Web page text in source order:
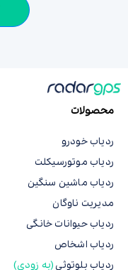
محصولات
ردیاب خودرو
ردیاب موتورسیکلت
ردیاب ماشین سنگین
مدیریت ناوگان
ردیاب حیوانات خانگی
ردیاب اشخاص
ردیاب بلوتوثی (به زودی)